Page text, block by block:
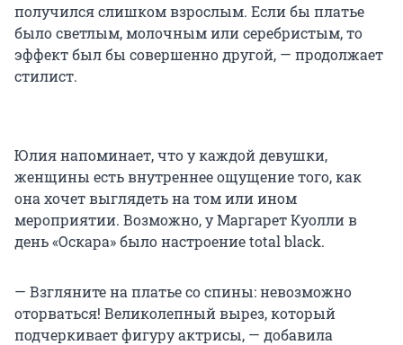
получился слишком взрослым. Если бы платье
было светлым, молочным или серебристым, то
эффект был бы совершенно другой, — продолжает
стилист.
Юлия напоминает, что у каждой девушки,
женщины есть внутреннее ощущение того, как
она хочет выглядеть на том или ином
мероприятии. Возможно, у Маргарет Куолли в
день «Оскара» было настроение total black.
— Взгляните на платье со спины: невозможно
оторваться! Великолепный вырез, который
подчеркивает фигуру актрисы, — добавила